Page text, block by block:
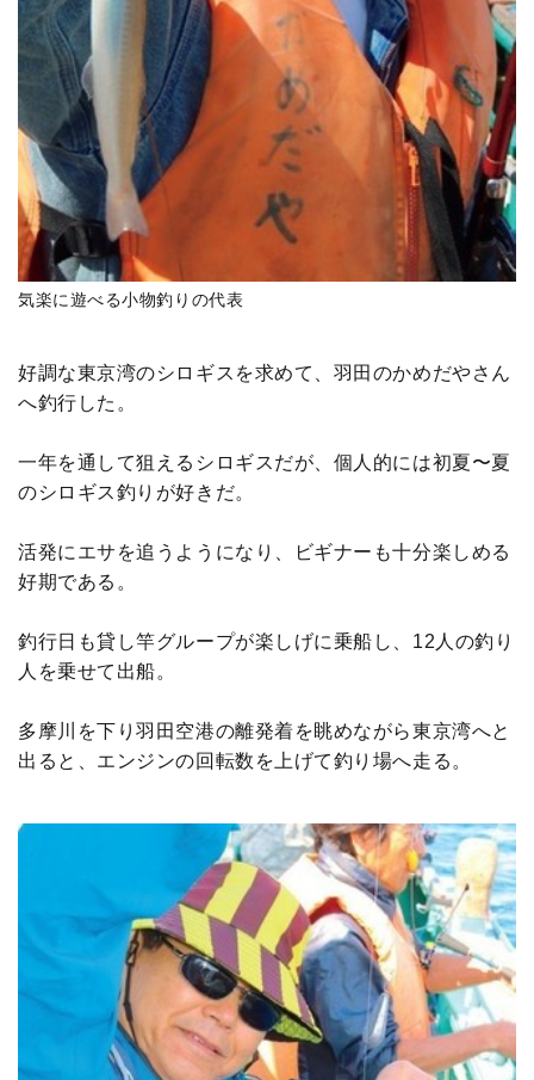
気楽に遊べる小物釣りの代表
好調な東京湾のシロギスを求めて、羽田のかめだやさん
へ釣行した。
一年を通して狙えるシロギスだが、個人的には初夏〜夏
のシロギス釣りが好きだ。
活発にエサを追うようになり、ビギナーも十分楽しめる
好期である。
釣行日も貸し竿グループが楽しげに乗船し、12人の釣り
人を乗せて出船。
多摩川を下り羽田空港の離発着を眺めながら東京湾へと
出ると、エンジンの回転数を上げて釣り場へ走る。